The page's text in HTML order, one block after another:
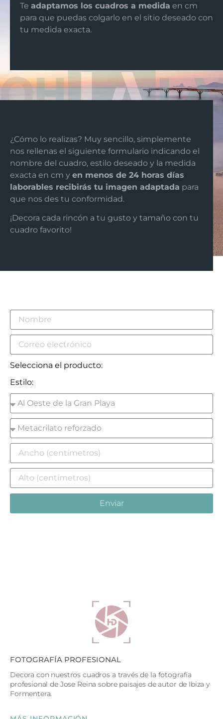
Te adaptamos los cuadros a medida en cm
para que puedas colgarlo en el sitio deseado con
tu medida exacta.
¿Cómo lo realizas? Muy sencillo, simplemente
nos rellenas el siguiente formulario indicando el
nombre del cuadro, estilo deseado y la medida
exacta en cm y en menos de 24 horas días
laborables recibirás tu imagen adaptada para
que nos des tu conformidad.
¡Decora cada rincón a tu gusto y tamaño con tu
cuadro favorito!
Selecciona el producto:
Estilo:
Enviar
FOTOGRAFÍA PROFESIONAL
Decora con nuestros cuadros a través de la fotografía
profesional de Jose Reina sobre paisajes de autor de Ibiza y
Formentera.